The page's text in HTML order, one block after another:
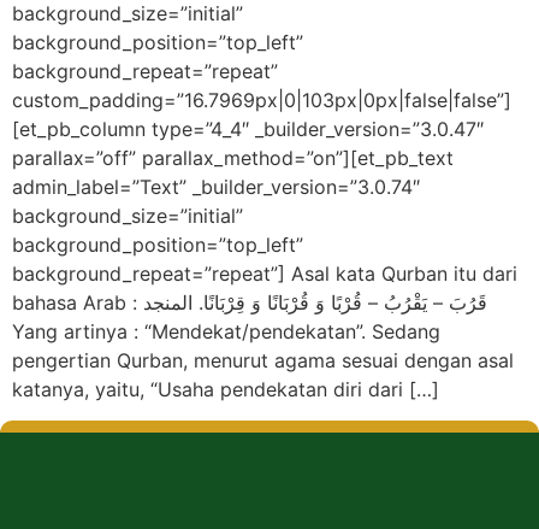
background_size=”initial”
background_position=”top_left”
background_repeat=”repeat”
custom_padding=”16.7969px|0|103px|0px|false|false”]
[et_pb_column type=”4_4″ _builder_version=”3.0.47″
parallax=”off” parallax_method=”on”][et_pb_text
admin_label=”Text” _builder_version=”3.0.74″
background_size=”initial”
background_position=”top_left”
background_repeat=”repeat”] Asal kata Qurban itu dari
bahasa Arab : قَرُبَ – يَقْرُبُ – قُرْبًا وَ قُرْبَانًا وَ قِرْبَانًا. المنجد
Yang artinya : “Mendekat/pendekatan”. Sedang
pengertian Qurban, menurut agama sesuai dengan asal
katanya, yaitu, “Usaha pendekatan diri dari […]